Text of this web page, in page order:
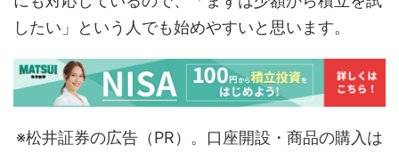
したい」という人でも始めやすいと思います。
※松井証券の広告（PR）。口座開設・商品の購入は